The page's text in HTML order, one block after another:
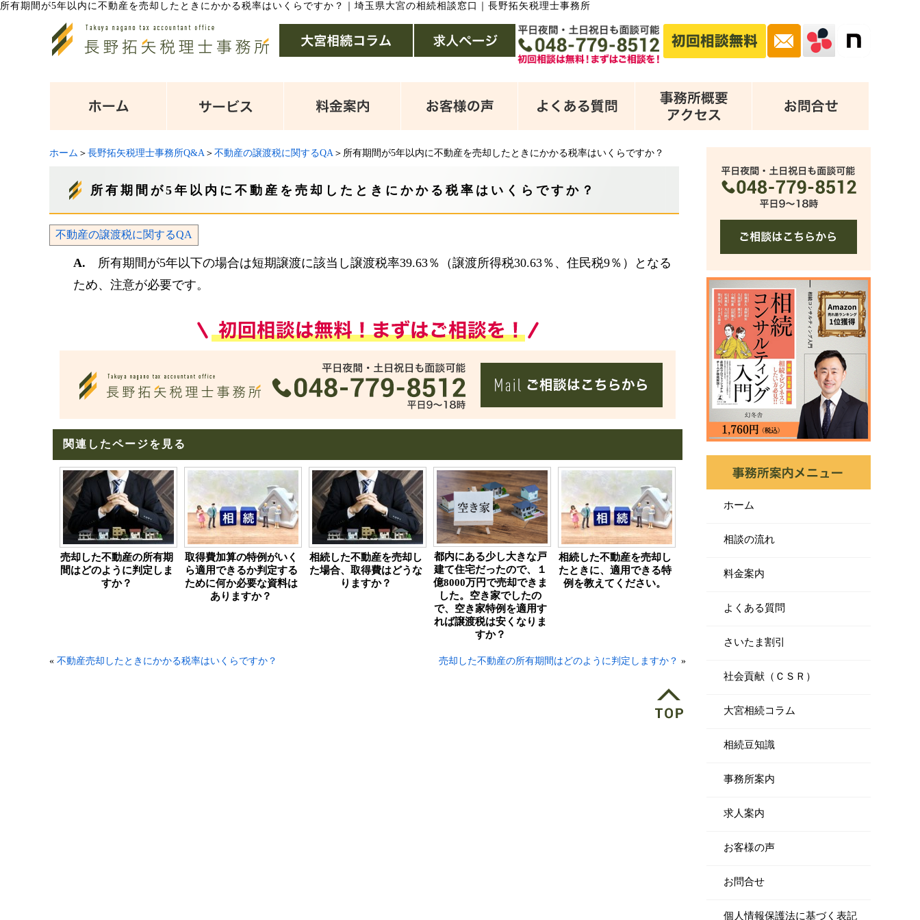
所有期間が5年以内に不動産を売却したときにかかる税率はいくらですか？ 埼玉県大宮の相続相談窓口｜長野拓矢税理士事務所
ホーム ＞ 長野拓矢税理士事務所Q&A ＞ 不動産の譲渡税に関するQA ＞所有期間が5年以内に不動産を売却したときにかかる税率はいくらですか？
所有期間が5年以内に不動産を売却したときにかかる税率はいくらですか？
不動産の譲渡税に関するQA
A. 所有期間が5年以下の場合は短期譲渡に該当し譲渡税率39.63％（譲渡所得税30.63％、住民税9％）となる
ため、注意が必要です。
関連したページを見る
売却した不動産の所有期
間はどのように判定しま
すか？
取得費加算の特例がいく
ら適用できるか判定する
ために何か必要な資料は
ありますか？
相続した不動産を売却し
た場合、取得費はどうな
りますか？
都内にある少し大きな戸
建て住宅だったので、１
億8000万円で売却できま
した。空き家でしたの
で、空き家特例を適用す
れば譲渡税は安くなりま
すか？
相続した不動産を売却し
たときに、適用できる特
例を教えてください。
« 不動産売却したときにかかる税率はいくらですか？ 売却した不動産の所有期間はどのように判定しますか？ »
ホーム
相談の流れ
料金案内
よくある質問
さいたま割引
社会貢献（ＣＳＲ）
大宮相続コラム
相続豆知識
事務所案内
求人案内
お客様の声
お問合せ
個人情報保護法に基づく表記